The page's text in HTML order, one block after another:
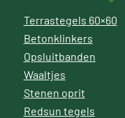
Terrastegels 60×60
Betonklinkers
Opsluitbanden
Waaltjes
Stenen oprit
Redsun tegels